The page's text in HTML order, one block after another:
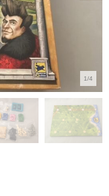
1/4